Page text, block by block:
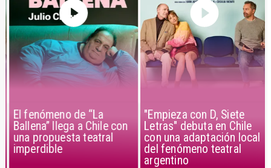
El fenómeno de “La
Ballena” llega a Chile con
una propuesta teatral
imperdible
"Empieza con D, Siete
Letras" debuta en Chile
con una adaptación local
del fenómeno teatral
argentino